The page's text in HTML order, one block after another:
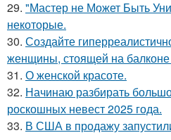
29. "Мастер не Может Быть
некоторые.
30. Создайте
женщины, стоящей на
31. О женской красоте.
32. Начинаю разбирать
роскошных невест 2025 года.
33. В США в продажу